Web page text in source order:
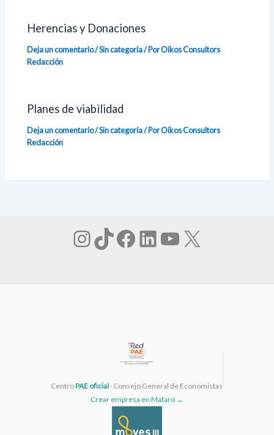
Herencias y Donaciones
Deja un comentario/Sin categoría/ Por Oikos Consultors
Redacción
Planes de viabilidad
Deja un comentario/Sin categoría/ Por Oikos Consultors
Redacción
Instagram
TikTok
Facebook
LinkedIn
YouTube
X
CentroPAE oficial · Consejo General de Economistas
Crear empresa en Mataró →